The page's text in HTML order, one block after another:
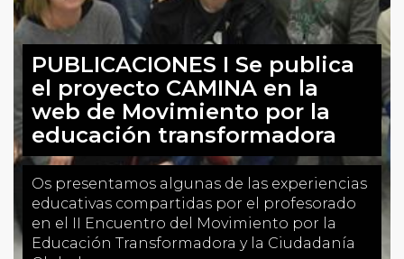
PUBLICACIONES I Se publica
el proyecto CAMINA en la
web de Movimiento por la
educación transformadora
Os presentamos algunas de las experiencias
educativas compartidas por el profesorado
en el II Encuentro del Movimiento por la
Educación Transformadora y la Ciudadanía